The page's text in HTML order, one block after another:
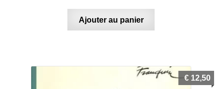
Ajouter au panier
€ 12,50